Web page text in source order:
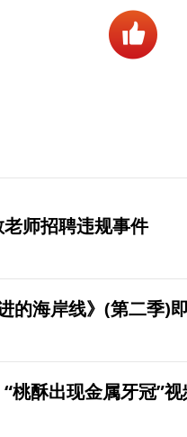
师招聘违规事件
的海岸线》(第二季)
桃酥出现金属牙冠”